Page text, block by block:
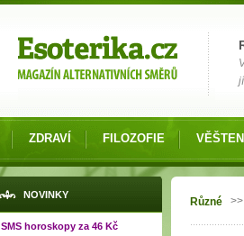
ZDRAVÍ FILOZOFIE VĚŠTENÍ
NOVINKY
SMS horoskopy za 46 Kč
Jste
Různé >>